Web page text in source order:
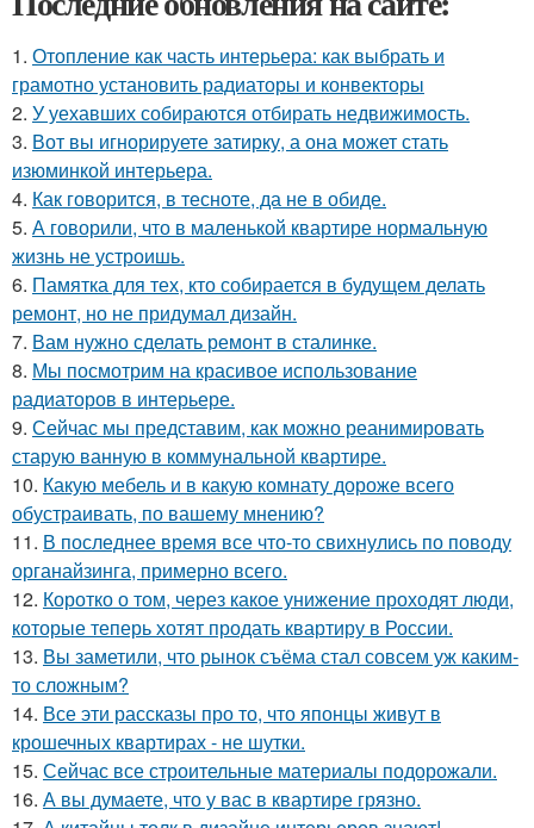
1. Отопление как часть интерьера: как выбрать и
грамотно установить радиаторы и конвекторы
2. У уехавших собираются отбирать недвижимость.
3. Вот вы игнорируете затирку, а она может стать
изюминкой интерьера.
4. Как говорится, в тесноте, да не в обиде.
5. А говорили, что в маленькой квартире нормальную
жизнь не устроишь.
6. Памятка для тех, кто собирается в будущем делать
ремонт, но не придумал дизайн.
7. Вам нужно сделать ремонт в сталинке.
8. Мы посмотрим на красивое использование
радиаторов в интерьере.
9. Сейчас мы представим, как можно реанимировать
старую ванную в коммунальной квартире.
10. Какую мебель и в какую комнату дороже всего
обустраивать, по вашему мнению?
11. В последнее время все что-то свихнулись по поводу
органайзинга, примерно всего.
12. Коротко о том, через какое унижение проходят люди,
которые теперь хотят продать квартиру в России.
13. Вы заметили, что рынок съёма стал совсем уж каким-
то сложным?
14. Все эти рассказы про то, что японцы живут в
крошечных квартирах - не шутки.
15. Сейчас все строительные материалы подорожали.
16. А вы думаете, что у вас в квартире грязно.